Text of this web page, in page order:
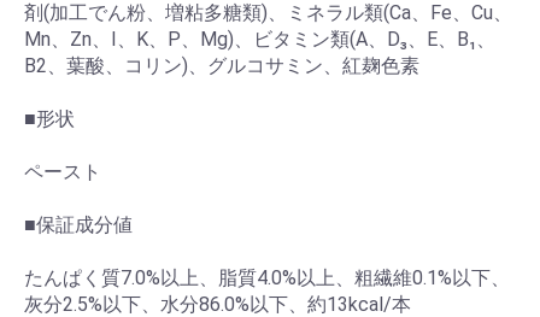
剤(加工でん粉、増粘多糖類)、ミネラル類(Ca、Fe、Cu、
Mn、Zn、I、K、P、Mg)、ビタミン類(A、D₃、E、B₁、
B2、葉酸、コリン)、グルコサミン、紅麹色素
■形状
ペースト
■保証成分値
たんぱく質7.0%以上、脂質4.0%以上、粗繊維0.1%以下、
灰分2.5%以下、水分86.0%以下、約13kcal/本